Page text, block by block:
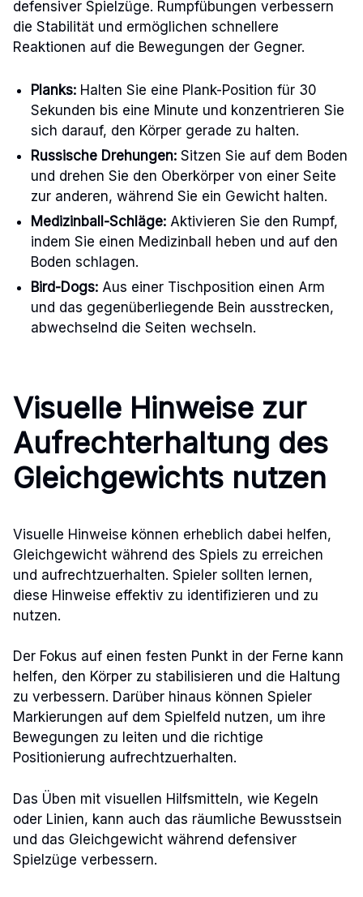
defensiver Spielzüge. Rumpfübungen verbessern
die Stabilität und ermöglichen schnellere
Reaktionen auf die Bewegungen der Gegner.
Planks: Halten Sie eine Plank-Position für 30
Sekunden bis eine Minute und konzentrieren Sie
sich darauf, den Körper gerade zu halten.
Russische Drehungen: Sitzen Sie auf dem Boden
und drehen Sie den Oberkörper von einer Seite
zur anderen, während Sie ein Gewicht halten.
Medizinball-Schläge: Aktivieren Sie den Rumpf,
indem Sie einen Medizinball heben und auf den
Boden schlagen.
Bird-Dogs: Aus einer Tischposition einen Arm
und das gegenüberliegende Bein ausstrecken,
abwechselnd die Seiten wechseln.
Visuelle Hinweise zur
Aufrechterhaltung des
Gleichgewichts nutzen
Visuelle Hinweise können erheblich dabei helfen,
Gleichgewicht während des Spiels zu erreichen
und aufrechtzuerhalten. Spieler sollten lernen,
diese Hinweise effektiv zu identifizieren und zu
nutzen.
Der Fokus auf einen festen Punkt in der Ferne kann
helfen, den Körper zu stabilisieren und die Haltung
zu verbessern. Darüber hinaus können Spieler
Markierungen auf dem Spielfeld nutzen, um ihre
Bewegungen zu leiten und die richtige
Positionierung aufrechtzuerhalten.
Das Üben mit visuellen Hilfsmitteln, wie Kegeln
oder Linien, kann auch das räumliche Bewusstsein
und das Gleichgewicht während defensiver
Spielzüge verbessern.